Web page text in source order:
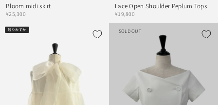
Bloom midi skirt
¥25,300
Lace Open Shoulder Peplum Tops
¥19,800
残りわずか SOLD OUT